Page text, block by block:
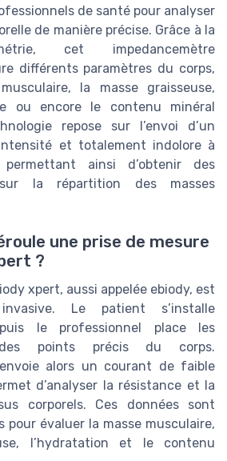
de santé pour analyser
de manière précise. Grâce à la
cet impedancemètre
différents paramètres du corps,
la masse graisseuse,
ou encore le contenu minéral
repose sur l’envoi d’un
et totalement indolore à
ainsi d’obtenir des
la répartition des masses
une prise de mesure
?
xpert, aussi appelée ebiody, est
Le patient s’installe
le professionnel place les
points précis du corps.
envoie alors un courant de faible
d’analyser la résistance et la
corporels. Ces données sont
pour évaluer la masse musculaire,
l’hydratation et le contenu